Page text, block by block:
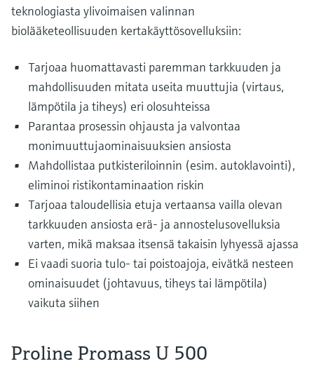
teknologiasta ylivoimaisen valinnan
biolääketeollisuuden kertakäyttösovelluksiin:
Tarjoaa huomattavasti paremman tarkkuuden ja
mahdollisuuden mitata useita muuttujia (virtaus,
lämpötila ja tiheys) eri olosuhteissa
Parantaa prosessin ohjausta ja valvontaa
monimuuttujaominaisuuksien ansiosta
Mahdollistaa putkisteriloinnin (esim. autoklavointi),
eliminoi ristikontaminaation riskin
Tarjoaa taloudellisia etuja vertaansa vailla olevan
tarkkuuden ansiosta erä- ja annostelusovelluksia
varten, mikä maksaa itsensä takaisin lyhyessä ajassa
Ei vaadi suoria tulo- tai poistoajoja, eivätkä nesteen
ominaisuudet (johtavuus, tiheys tai lämpötila)
vaikuta siihen
Proline Promass U 500